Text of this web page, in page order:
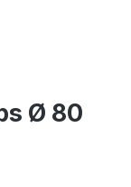
Ø 80